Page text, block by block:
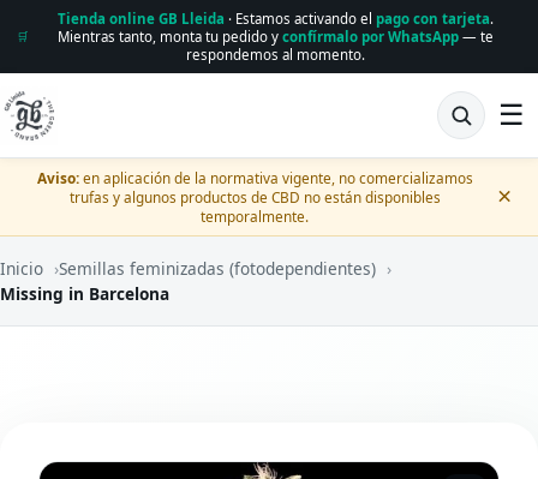
🛒
Tienda online GB Lleida · Estamos activando el pago con tarjeta.
Mientras tanto, monta tu pedido y confírmalo por WhatsApp— te
respondemos al momento.
☰
Aviso:en aplicación de la normativa vigente, no comercializamos
trufas y algunos productos de CBD no están disponibles
temporalmente.
×
Inicio ›Semillas feminizadas (fotodependientes) ›
Missing in Barcelona